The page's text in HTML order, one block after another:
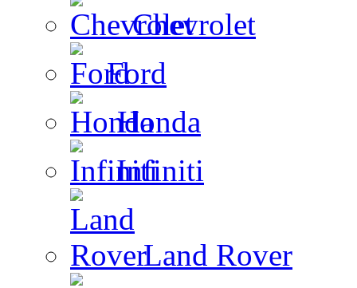
Chevrolet
Ford
Honda
Infiniti
Land Rover